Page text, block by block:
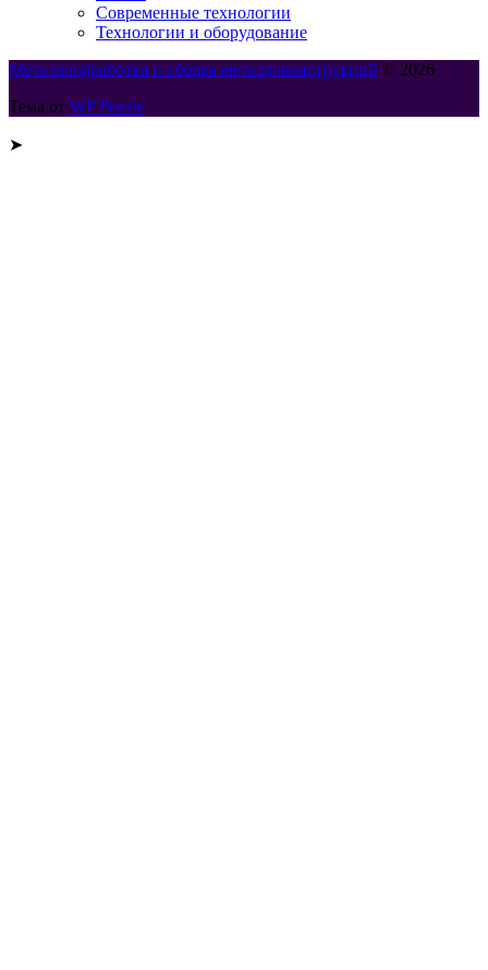
Современные технологии
Технологии и оборудование
Металлообработка и сборка металлоконструкций © 2026
Тема от WP Puzzle
➤